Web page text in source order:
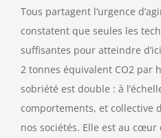
Tous partagent l’urgence
constatent que seules les
suffisantes pour atteindre
2 tonnes équivalent CO2 par
sobriété est double : à
comportements, et collective
nos sociétés. Elle est au cœur